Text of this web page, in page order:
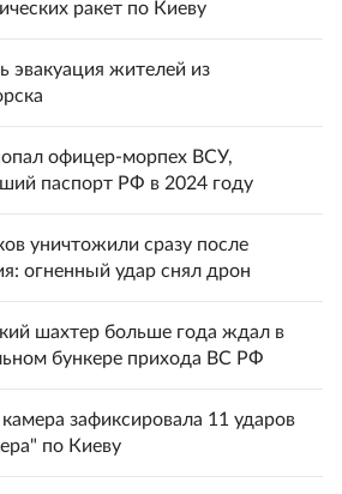
ракет по Киеву
эвакуация жителей из
офицер-морпех ВСУ,
паспорт РФ в 2024 году
уничтожили сразу после
огненный удар снял дрон
шахтер больше года ждал в
бункере прихода ВС РФ
зафиксировала 11 ударов
по Киеву